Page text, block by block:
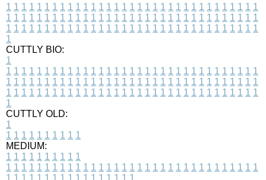
1 1 1 1 1 1 1 1 1 1 1 1 1 1 1 1 1 1 1 1 1 1 1 1 1 1 1 1 1 1 1 1 1
1 1 1 1 1 1 1 1 1 1 1 1 1 1 1 1 1 1 1 1 1 1 1 1 1 1 1 1 1 1 1 1 1
1 1 1 1 1 1 1 1 1 1 1 1 1 1 1 1 1 1 1 1 1 1 1 1 1 1 1 1 1 1 1 1 1
1
CUTTLY BIO:
1
1 1 1 1 1 1 1 1 1 1 1 1 1 1 1 1 1 1 1 1 1 1 1 1 1 1 1 1 1 1 1 1 1
1 1 1 1 1 1 1 1 1 1 1 1 1 1 1 1 1 1 1 1 1 1 1 1 1 1 1 1 1 1 1 1 1
1 1 1 1 1 1 1 1 1 1 1 1 1 1 1 1 1 1 1 1 1 1 1 1 1 1 1 1 1 1 1 1 1
1
CUTTLY OLD:
1
1 1 1 1 1 1 1 1 1 1
MEDIUM:
1 1 1 1 1 1 1 1 1 1
1 1 1 1 1 1 1 1 1 1 1 1 1 1 1 1 1 1 1 1 1 1 1 1 1 1 1 1 1 1 1 1 1
1 1 1 1 1 1 1 1 1 1 1 1 1 1 1 1 1